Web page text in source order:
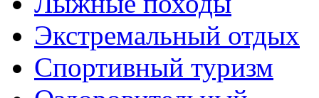
Экстремальный отдых
Спортивный туризм